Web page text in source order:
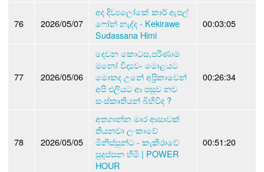
76 2026/05/07
අද දිව්‍යලෝකේ කාර් ඇපල්
ෆෝන් නැද්ද - Kekirawe
Sudassana Himi
00:03:05
77 2026/05/06
දෙවන කොටස,පරිණාම
මනෝ විද්‍යව- මොළයට
මොකද උනේ අප්‍රිකාවෙන්
අපි එලියට ආ පසුව නව
සංස්කෘතියන් බිහිවිද ?
00:26:34
78 2026/05/05
අතගාන්න මාර ආසාවක්
තියනවා ලංකාවේ
මිනිස්සුන්ට - කැකිරාවේ
සුදස්සන හිමි | POWER
HOUR
00:51:20